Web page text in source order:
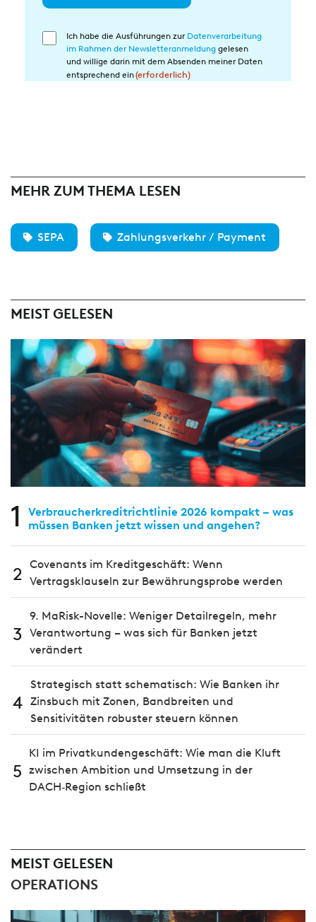
Einwilligung
Ich habe die Ausführungen zur Datenverarbeitung
im Rahmen der Newsletteranmeldung gelesen
und willige darin mit dem Absenden meiner Daten
entsprechend ein(erforderlich)
MEHR ZUM THEMA LESEN
SEPA Zahlungsverkehr / Payment
MEIST GELESEN
1
Verbraucherkreditrichtlinie 2026 kompakt – was
müssen Banken jetzt wissen und angehen?
2 Covenants im Kreditgeschäft: Wenn
Vertragsklauseln zur Bewährungsprobe werden
3
9. MaRisk-Novelle: Weniger Detailregeln, mehr
Verantwortung – was sich für Banken jetzt
verändert
4
Strategisch statt schematisch: Wie Banken ihr
Zinsbuch mit Zonen, Bandbreiten und
Sensitivitäten robuster steuern können
5
KI im Privatkundengeschäft: Wie man die Kluft
zwischen Ambition und Umsetzung in der
DACH‑Region schließt
MEIST GELESEN
OPERATIONS